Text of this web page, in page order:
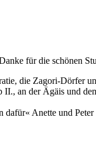
für die schönen
die Zagori-Dörfer
an der Ägäis und
dafür« Anette und Peter